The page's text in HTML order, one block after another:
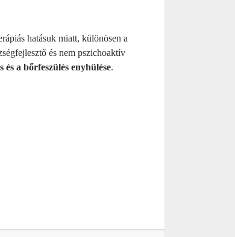
hatásuk miatt, különösen a
és nem pszichoaktív
a bőrfeszülés enyhülése.